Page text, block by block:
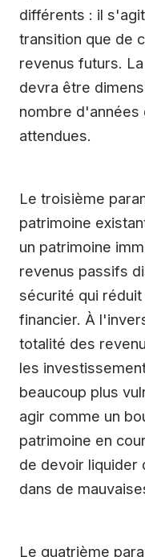
différents : il
transition que de
revenus futurs.
devra être
nombre
attendues.
Le troisième
patrimoine
un patrimoine
revenus passifs
sécurité qui
financier. À
totalité des
les
beaucoup plus
agir comme un
patrimoine en
de devoir liquider
dans de
Le quatrième